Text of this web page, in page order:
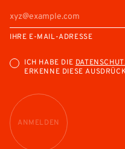
IHRE E-MAIL-ADRESSE
ICH HABE DIE
ERKENNE DIESE
ANMELDEN